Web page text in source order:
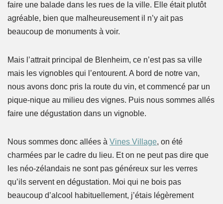
faire une balade dans les rues de la ville. Elle était plutôt
agréable, bien que malheureusement il n’y ait pas
beaucoup de monuments à voir.
Mais l’attrait principal de Blenheim, ce n’est pas sa ville
mais les vignobles qui l’entourent. A bord de notre van,
nous avons donc pris la route du vin, et commencé par un
pique-nique au milieu des vignes. Puis nous sommes allés
faire une dégustation dans un vignoble.
Nous sommes donc allées à Vines Village, on été
charmées par le cadre du lieu. Et on ne peut pas dire que
les néo-zélandais ne sont pas généreux sur les verres
qu’ils servent en dégustation. Moi qui ne bois pas
beaucoup d’alcool habituellement, j’étais légèrement